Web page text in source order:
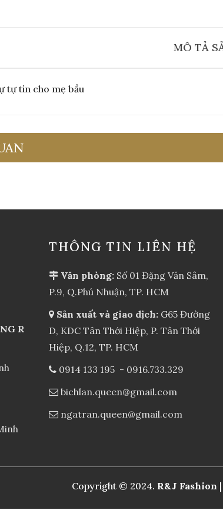
MÔ TẢ
tự tin cho mẹ bầu
R
THÔNG TIN LIÊN HỆ
Văn phòng: Số 01 Đặng Văn Sâm,
P.9, Q.Phú Nhuận, TP. HCM
Sản xuất và giao dịch: G65 Đường
D, KDC Tân Thới Hiệp, P. Tân Thới
Hiệp, Q.12, TP. HCM
0914 133 195- 0916.733.329
bichlan.queen@gmail.com
ngatran.queen@gmail.com
Copyright © 2024. R&J Fashion